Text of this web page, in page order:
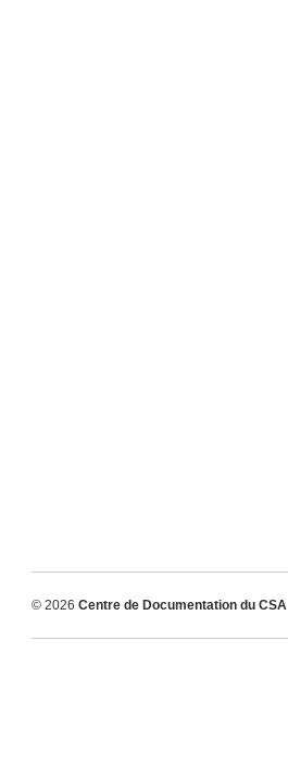
© 2026 Centre de Documentation du CSA